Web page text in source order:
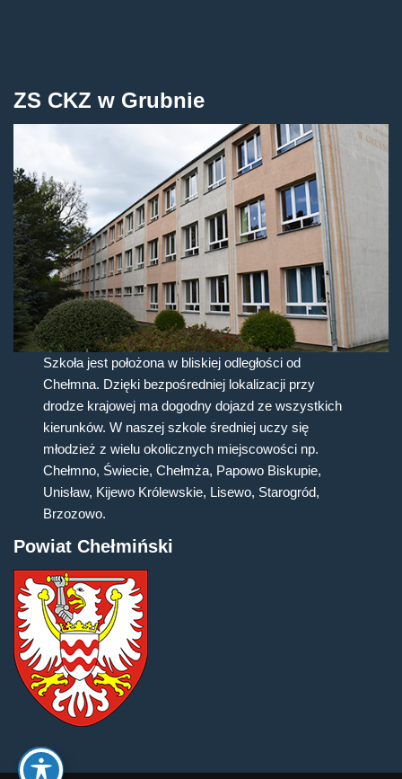
ZS CKZ w Grubnie
Szkoła jest położona w bliskiej odległości od
Chełmna. Dzięki bezpośredniej lokalizacji przy
drodze krajowej ma dogodny dojazd ze wszystkich
kierunków. W naszej szkole średniej uczy się
młodzież z wielu okolicznych miejscowości np.
Chełmno, Świecie, Chełmża, Papowo Biskupie,
Unisław, Kijewo Królewskie, Lisewo, Starogród,
Brzozowo.
Powiat Chełmiński